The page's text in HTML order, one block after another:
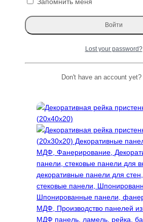
Груша доска 121873
Д×Ш×Т: 3070×210-210×30 мм
5733₽Первоначальная
составляла
5733 ₽.
2986₽Текущая
2986 ₽.
ТОП 100
Lost your password?
Don't have an account yet?